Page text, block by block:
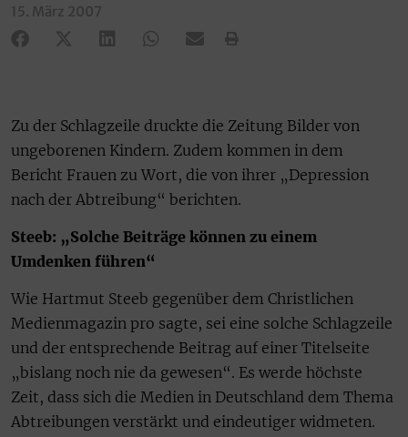
15. März 2007
Zu der Schlagzeile druckte die Zeitung Bilder von
ungeborenen Kindern. Zudem kommen in dem
Bericht Frauen zu Wort, die von ihrer „Depression
nach der Abtreibung“ berichten.
Steeb: „Solche Beiträge können zu einem
Umdenken führen“
Wie Hartmut Steeb gegenüber dem Christlichen
Medienmagazin pro sagte, sei eine solche Schlagzeile
und der entsprechende Beitrag auf einer Titelseite
„bislang noch nie da gewesen“. Es werde höchste
Zeit, dass sich die Medien in Deutschland dem Thema
Abtreibungen verstärkt und eindeutiger widmeten.